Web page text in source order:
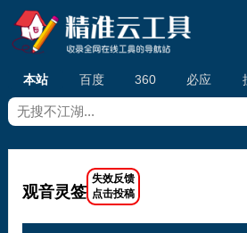
本站 百度 360 必应
观音灵签